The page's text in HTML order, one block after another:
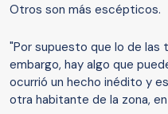
Otros son más escépticos.
"Por supuesto que lo de las
embargo, hay algo que
ocurrió un hecho inédito y
otra habitante de la zona, en